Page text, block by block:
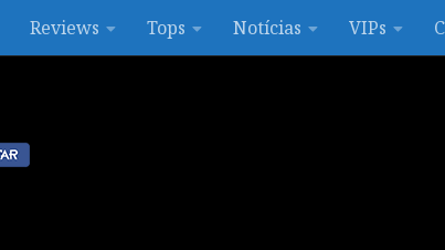
Reviews Tops Notícias VIPs